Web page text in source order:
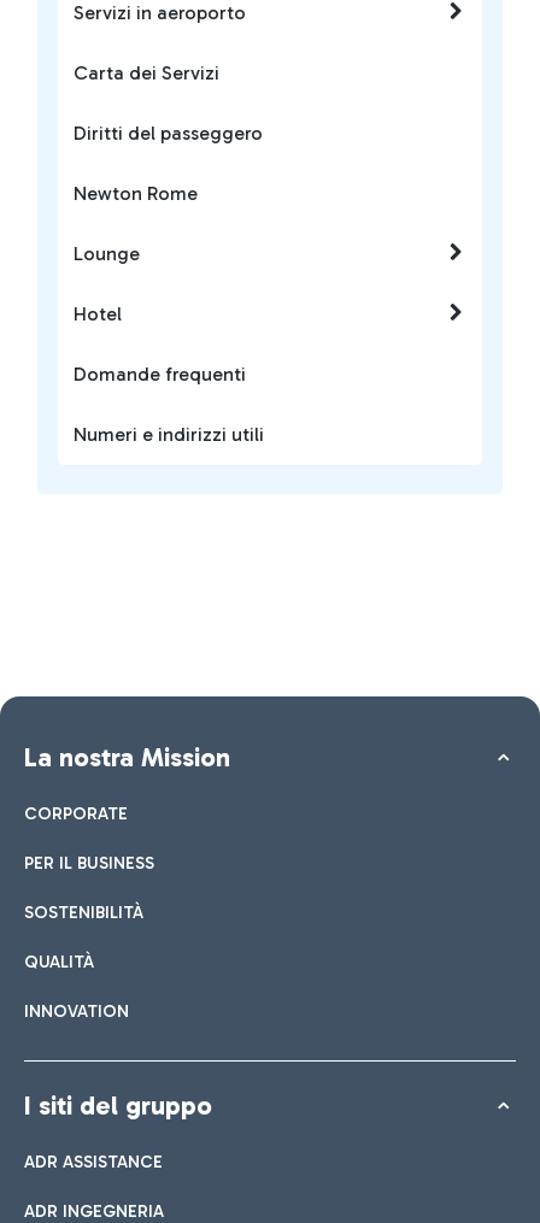
Servizi in aeroporto
Carta dei Servizi
Diritti del passeggero
Newton Rome
Lounge
Hotel
Domande frequenti
Numeri e indirizzi utili
La nostra Mission
CORPORATE
PER IL BUSINESS
SOSTENIBILITÀ
QUALITÀ
INNOVATION
I siti del gruppo
ADR ASSISTANCE
ADR INGEGNERIA